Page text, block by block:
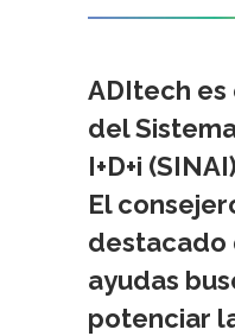
ADItech
del
I+D+i (SINAI)
El
destacado
ayudas
potenciar